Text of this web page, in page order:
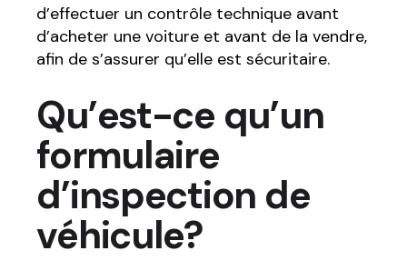
d’effectuer un contrôle technique avant
d’acheter une voiture et avant de la vendre,
afin de s’assurer qu’elle est sécuritaire.
Qu’est-ce qu’un
formulaire
d’inspection de
véhicule?